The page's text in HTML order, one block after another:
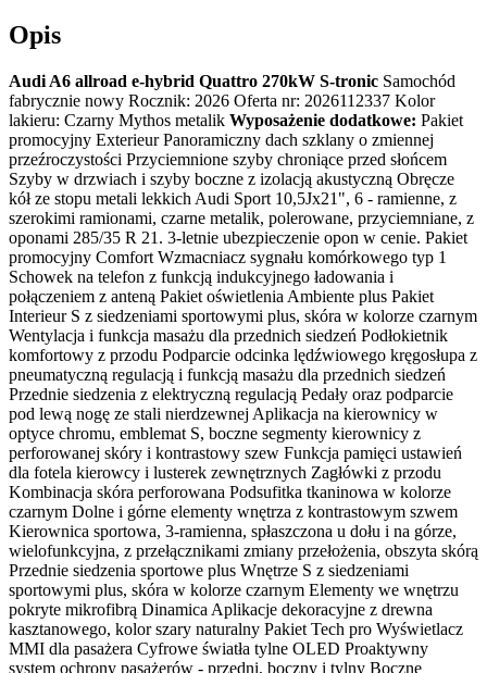
Opis
Audi A6 allroad e-hybrid Quattro 270kW S-tronic Samochód
fabrycznie nowy Rocznik: 2026 Oferta nr: 2026112337 Kolor
lakieru: Czarny Mythos metalik Wyposażenie dodatkowe: Pakiet
promocyjny Exterieur Panoramiczny dach szklany o zmiennej
przeźroczystości Przyciemnione szyby chroniące przed słońcem
Szyby w drzwiach i szyby boczne z izolacją akustyczną Obręcze
kół ze stopu metali lekkich Audi Sport 10,5Jx21", 6 - ramienne, z
szerokimi ramionami, czarne metalik, polerowane, przyciemniane, z
oponami 285/35 R 21. 3-letnie ubezpieczenie opon w cenie. Pakiet
promocyjny Comfort Wzmacniacz sygnału komórkowego typ 1
Schowek na telefon z funkcją indukcyjnego ładowania i
połączeniem z anteną Pakiet oświetlenia Ambiente plus Pakiet
Interieur S z siedzeniami sportowymi plus, skóra w kolorze czarnym
Wentylacja i funkcja masażu dla przednich siedzeń Podłokietnik
komfortowy z przodu Podparcie odcinka lędźwiowego kręgosłupa z
pneumatyczną regulacją i funkcją masażu dla przednich siedzeń
Przednie siedzenia z elektryczną regulacją Pedały oraz podparcie
pod lewą nogę ze stali nierdzewnej Aplikacja na kierownicy w
optyce chromu, emblemat S, boczne segmenty kierownicy z
perforowanej skóry i kontrastowy szew Funkcja pamięci ustawień
dla fotela kierowcy i lusterek zewnętrznych Zagłówki z przodu
Kombinacja skóra perforowana Podsufitka tkaninowa w kolorze
czarnym Dolne i górne elementy wnętrza z kontrastowym szwem
Kierownica sportowa, 3-ramienna, spłaszczona u dołu i na górze,
wielofunkcyjna, z przełącznikami zmiany przełożenia, obszyta skórą
Przednie siedzenia sportowe plus Wnętrze S z siedzeniami
sportowymi plus, skóra w kolorze czarnym Elementy we wnętrzu
pokryte mikrofibrą Dinamica Aplikacje dekoracyjne z drewna
kasztanowego, kolor szary naturalny Pakiet Tech pro Wyświetlacz
MMI dla pasażera Cyfrowe światła tylne OLED Proaktywny
system ochrony pasażerów - przedni, boczny i tylny Boczne